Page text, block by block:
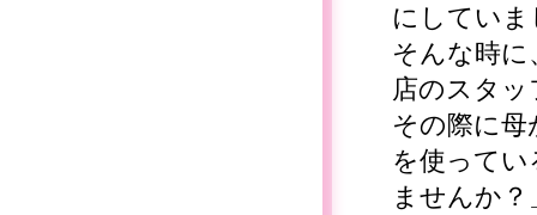
にしていま
そんな時
店のスタ
その際に
を使って
ませんか